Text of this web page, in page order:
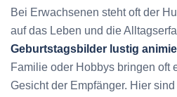
Bei Erwachsenen steht oft der
auf das Leben und die
Geburtstagsbilder lustig
Familie oder Hobbys bringen oft
Gesicht der Empfänger. Hier